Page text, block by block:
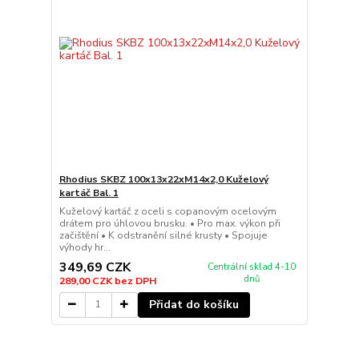
Rhodius SKBZ 100x13x22xM14x2,0 Kuželový
kartáč Bal. 1
Kuželový kartáč z oceli s copanovým ocelovým
drátem pro úhlovou brusku. • Pro max. výkon při
začištění • K odstranění silné krusty • Spojuje
výhody hr...
349,69 CZK
289,00 CZKbez DPH
Centrální sklad 4-10
dnů
Přidat do košíku